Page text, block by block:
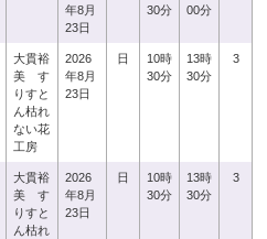
年8月
23日
30分
00分
大貫裕
美 す
りすと
ん枯れ
ない花
工房
2026
年8月
23日
日
10時
30分
13時
30分
3
大貫裕
美 す
りすと
ん枯れ
2026
年8月
23日
日
10時
30分
13時
30分
3